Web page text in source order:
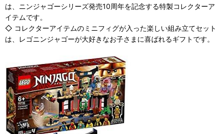
は、ニンジャゴーシリーズ発売10周年を記念する特製コレクターア
イテムです。
◇ コレクターアイテムのミニフィグが入った楽しい組み立てセット
は、レゴニンジャゴーが大好きなお子さまに喜ばれるギフトです。